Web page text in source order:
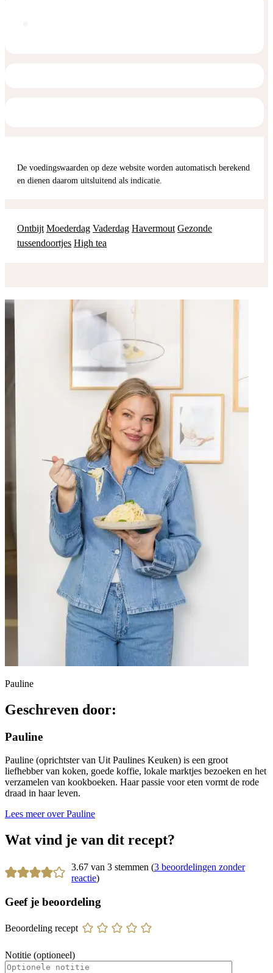
De voedingswaarden op deze website worden automatisch berekend
en dienen daarom uitsluitend als indicatie.
Ontbijt Moederdag Vaderdag Havermout Gezonde
tussendoortjes High tea
Pauline
Geschreven door:
Pauline
Pauline (oprichtster van Uit Paulines Keuken) is een groot
liefhebber van koken, goede koffie, lokale marktjes bezoeken en het
verzamelen van kookboeken. Haar passie voor eten vormt de rode
draad in haar leven.
Lees meer over Pauline
Wat vind je van dit recept?
3.67 van 3 stemmen (3 beoordelingen zonder
reactie)
Geef je beoordeling
Beoordeling recept
Notitie (optioneel)